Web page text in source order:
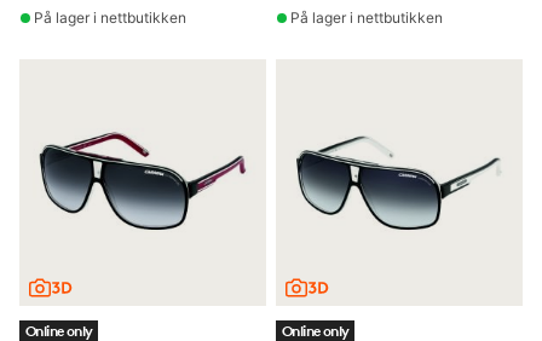
På lager i nettbutikken På lager i nettbutikken
Online only Online only